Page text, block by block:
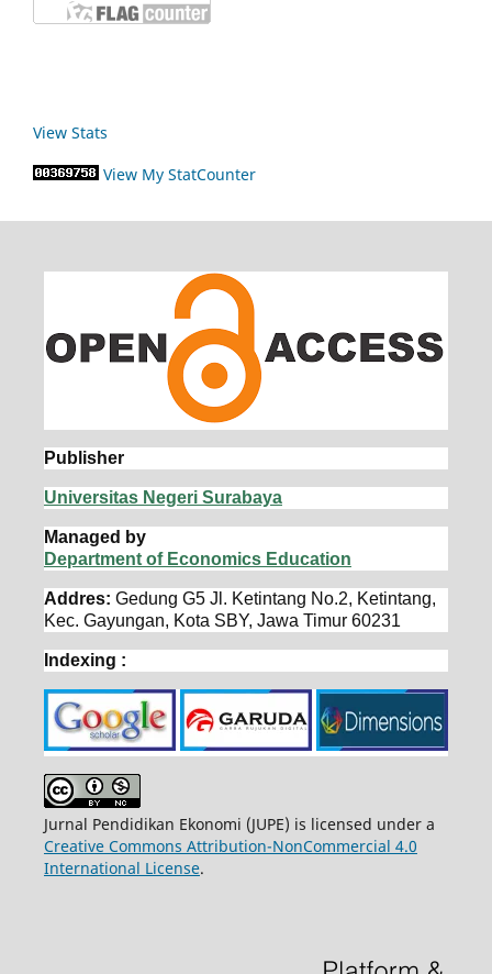
View Stats
View My StatCounter
Publisher
Universitas Negeri Surabaya
Managed by
Department of Economics Education
Addres: Gedung G5 Jl. Ketintang No.2, Ketintang,
Kec. Gayungan, Kota SBY, Jawa Timur 60231
Indexing :
Jurnal Pendidikan Ekonomi (JUPE) is licensed under a
Creative Commons Attribution-NonCommercial 4.0
International License.